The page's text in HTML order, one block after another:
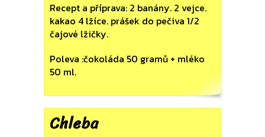
Recept a příprava: 2 banány. 2 vejce.
kakao 4 lžíce. prášek do pečiva 1/2
čajové lžičky.
Poleva :čokoláda 50 gramů + mléko
50 ml.
Chleba